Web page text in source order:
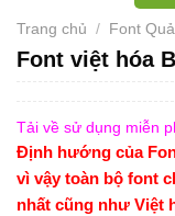
Trang chủ / Font
Font việt hóa
Tải về sử dụng miễn
Định hướng của
vì vậy toàn bộ font
nhất cũng như Việt